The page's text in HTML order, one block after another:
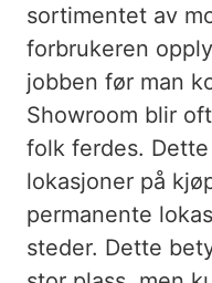
SPILL OG
MOTE OG
APOTEK OG
sortimentet av
forbrukeren
jobben før man
Showroom blir
folk ferdes.
lokasjoner på
permanente
steder. Dette